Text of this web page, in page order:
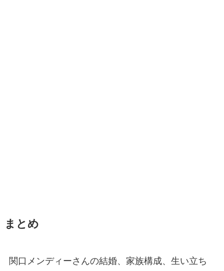
まとめ
関口メンディーさんの結婚、家族構成、生い立ち